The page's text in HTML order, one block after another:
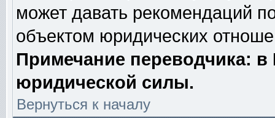
может давать рекомендаций
объектом юридических
Примечание переводчика:
юридической силы.
Вернуться к началу